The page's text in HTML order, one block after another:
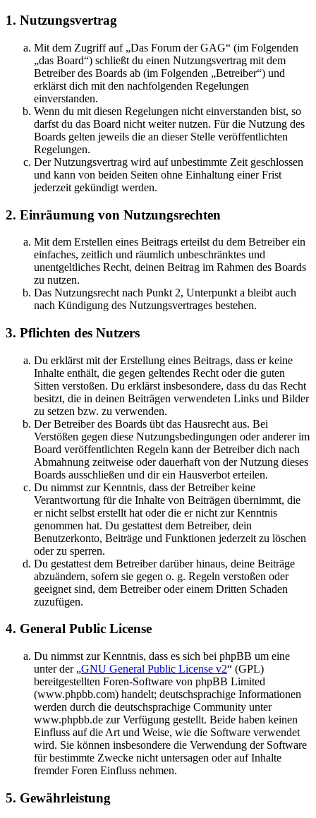
1. Nutzungsvertrag
Mit dem Zugriff auf „Das Forum der GAG“ (im Folgenden
„das Board“) schließt du einen Nutzungsvertrag mit dem
Betreiber des Boards ab (im Folgenden „Betreiber“) und
erklärst dich mit den nachfolgenden Regelungen
einverstanden.
Wenn du mit diesen Regelungen nicht einverstanden bist, so
darfst du das Board nicht weiter nutzen. Für die Nutzung des
Boards gelten jeweils die an dieser Stelle veröffentlichten
Regelungen.
Der Nutzungsvertrag wird auf unbestimmte Zeit geschlossen
und kann von beiden Seiten ohne Einhaltung einer Frist
jederzeit gekündigt werden.
2. Einräumung von Nutzungsrechten
Mit dem Erstellen eines Beitrags erteilst du dem Betreiber ein
einfaches, zeitlich und räumlich unbeschränktes und
unentgeltliches Recht, deinen Beitrag im Rahmen des Boards
zu nutzen.
Das Nutzungsrecht nach Punkt 2, Unterpunkt a bleibt auch
nach Kündigung des Nutzungsvertrages bestehen.
3. Pflichten des Nutzers
Du erklärst mit der Erstellung eines Beitrags, dass er keine
Inhalte enthält, die gegen geltendes Recht oder die guten
Sitten verstoßen. Du erklärst insbesondere, dass du das Recht
besitzt, die in deinen Beiträgen verwendeten Links und Bilder
zu setzen bzw. zu verwenden.
Der Betreiber des Boards übt das Hausrecht aus. Bei
Verstößen gegen diese Nutzungsbedingungen oder anderer im
Board veröffentlichten Regeln kann der Betreiber dich nach
Abmahnung zeitweise oder dauerhaft von der Nutzung dieses
Boards ausschließen und dir ein Hausverbot erteilen.
Du nimmst zur Kenntnis, dass der Betreiber keine
Verantwortung für die Inhalte von Beiträgen übernimmt, die
er nicht selbst erstellt hat oder die er nicht zur Kenntnis
genommen hat. Du gestattest dem Betreiber, dein
Benutzerkonto, Beiträge und Funktionen jederzeit zu löschen
oder zu sperren.
Du gestattest dem Betreiber darüber hinaus, deine Beiträge
abzuändern, sofern sie gegen o. g. Regeln verstoßen oder
geeignet sind, dem Betreiber oder einem Dritten Schaden
zuzufügen.
4. General Public License
Du nimmst zur Kenntnis, dass es sich bei phpBB um eine
unter der „GNU General Public License v2“ (GPL)
bereitgestellten Foren-Software von phpBB Limited
(www.phpbb.com) handelt; deutschsprachige Informationen
werden durch die deutschsprachige Community unter
www.phpbb.de zur Verfügung gestellt. Beide haben keinen
Einfluss auf die Art und Weise, wie die Software verwendet
wird. Sie können insbesondere die Verwendung der Software
für bestimmte Zwecke nicht untersagen oder auf Inhalte
fremder Foren Einfluss nehmen.
5. Gewährleistung